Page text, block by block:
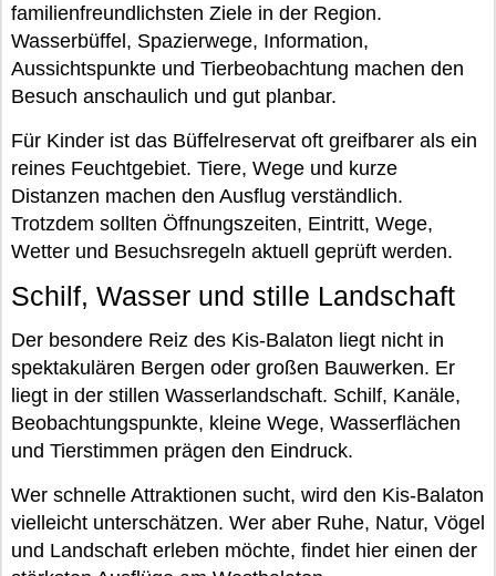
familienfreundlichsten Ziele in der Region.
Wasserbüffel, Spazierwege, Information,
Aussichtspunkte und Tierbeobachtung machen den
Besuch anschaulich und gut planbar.
Für Kinder ist das Büffelreservat oft greifbarer als ein
reines Feuchtgebiet. Tiere, Wege und kurze
Distanzen machen den Ausflug verständlich.
Trotzdem sollten Öffnungszeiten, Eintritt, Wege,
Wetter und Besuchsregeln aktuell geprüft werden.
Schilf, Wasser und stille Landschaft
Der besondere Reiz des Kis-Balaton liegt nicht in
spektakulären Bergen oder großen Bauwerken. Er
liegt in der stillen Wasserlandschaft. Schilf, Kanäle,
Beobachtungspunkte, kleine Wege, Wasserflächen
und Tierstimmen prägen den Eindruck.
Wer schnelle Attraktionen sucht, wird den Kis-Balaton
vielleicht unterschätzen. Wer aber Ruhe, Natur, Vögel
und Landschaft erleben möchte, findet hier einen der